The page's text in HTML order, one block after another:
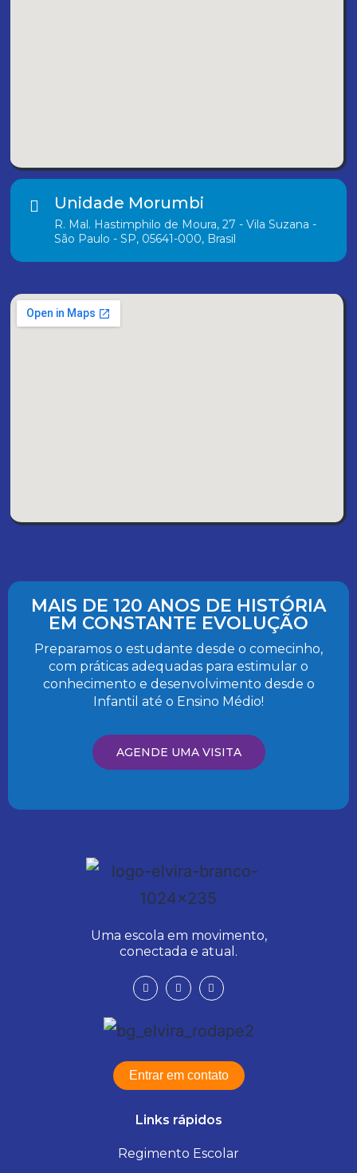
Unidade Morumbi
R. Mal. Hastimphilo de Moura, 27 - Vila Suzana -
São Paulo - SP, 05641-000, Brasil
MAIS DE 120 ANOS DE HISTÓRIA
EM CONSTANTE EVOLUÇÃO
Preparamos o estudante desde o comecinho,
com práticas adequadas para estimular o
conhecimento e desenvolvimento desde o
Infantil até o Ensino Médio!
AGENDE UMA VISITA
Uma escola em movimento,
conectada e atual.
Entrar em contato
Links rápidos
Regimento Escolar